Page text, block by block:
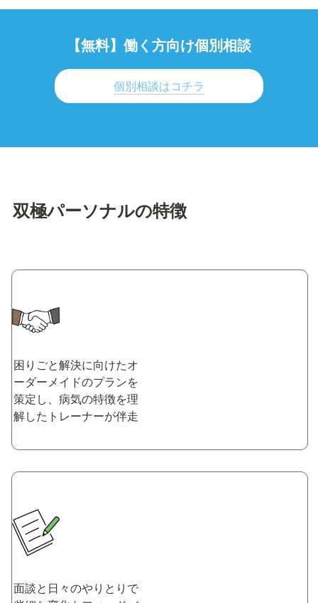
【無料】働く方向け個別相談
個別相談はコチラ
双極パーソナルの特徴
困りごと解決に向けたオ
ーダーメイドのプランを
策定し、病気の特徴を理
解したトレーナーが伴走
面談と日々のやりとりで